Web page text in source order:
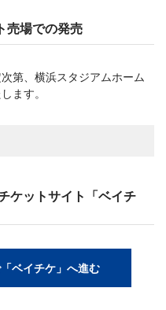
売場での発売
第、横浜スタジアムホーム
ます。
ケットサイト「ベイチ
ベイチケ」へ進む